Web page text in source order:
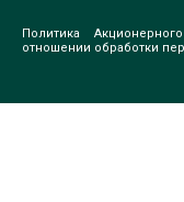
Политика
отношении обработки